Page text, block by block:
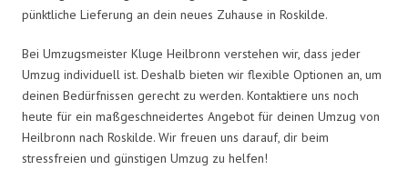
pünktliche Lieferung an dein neues Zuhause in Roskilde.
Bei Umzugsmeister Kluge Heilbronn verstehen wir, dass jeder
Umzug individuell ist. Deshalb bieten wir flexible Optionen an, um
deinen Bedürfnissen gerecht zu werden. Kontaktiere uns noch
heute für ein maßgeschneidertes Angebot für deinen Umzug von
Heilbronn nach Roskilde. Wir freuen uns darauf, dir beim
stressfreien und günstigen Umzug zu helfen!